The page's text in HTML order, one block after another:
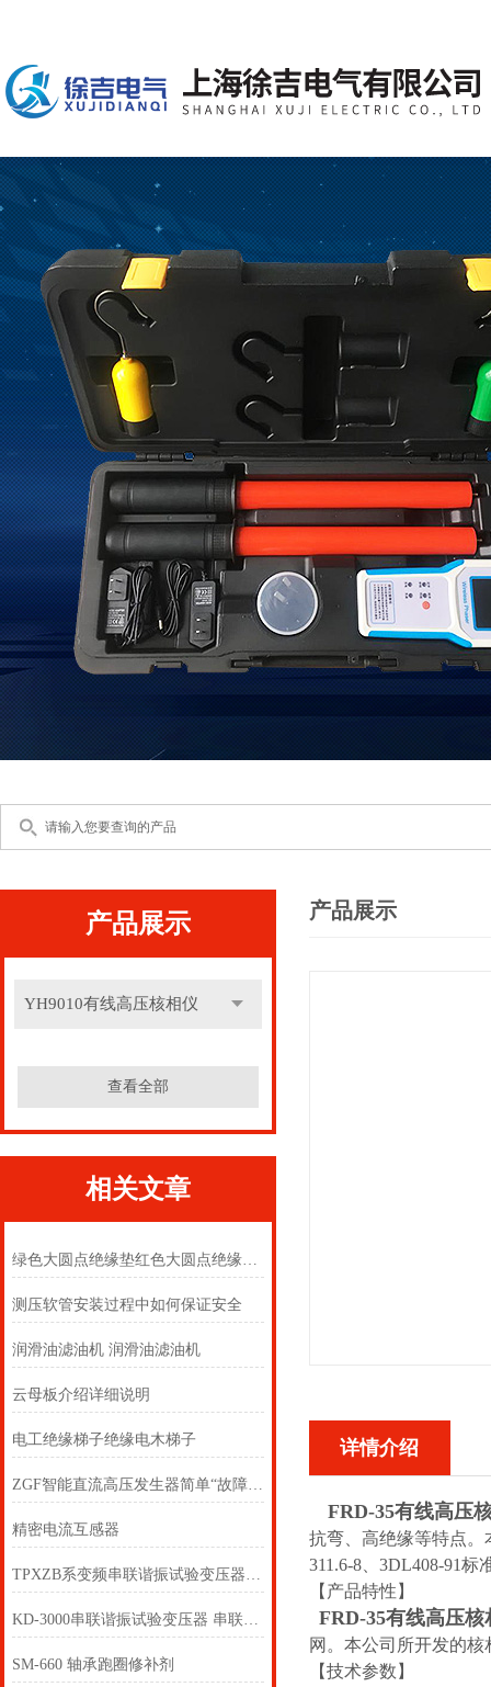
产品展示
YH9010有线高压核相仪
查看全部
相关文章
绿色大圆点绝缘垫红色大圆点绝缘垫黑色大圆点绝缘垫
测压软管安装过程中如何保证安全
润滑油滤油机 润滑油滤油机
云母板介绍详细说明
电工绝缘梯子绝缘电木梯子
ZGF智能直流高压发生器简单“故障”排除
精密电流互感器
TPXZB系变频串联谐振试验变压器 变频串联谐振变压器
KD-3000串联谐振试验变压器 串联谐振试验变压器
SM-660 轴承跑圈修补剂
产品展示
详情介绍
FRD-35有线高压
抗弯、高绝缘等特点。
311.6-8、3DL408-91标
【产品特性】
FRD-35有线高压
网。本公司所开发的
【技术参数】